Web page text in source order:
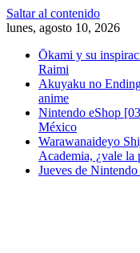
Saltar al contenido
lunes, agosto 10, 2026
Ōkami y su
Raimi
Akuyaku no
anime
Nintendo eShop
México
Warawanaideyo
Academia, ¿vale la
Jueves de